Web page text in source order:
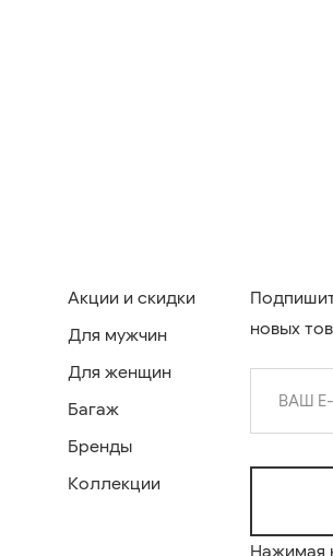
Акции и скидки
Для мужчин
Для женщин
Багаж
Бренды
Коллекции
новых